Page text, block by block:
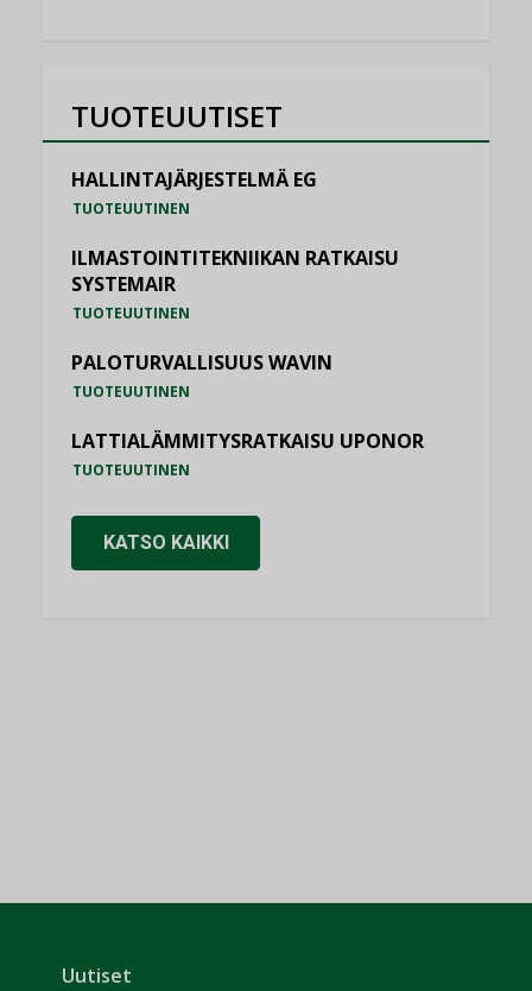
TUOTEUUTISET
HALLINTAJÄRJESTELMÄ EG
TUOTEUUTINEN
ILMASTOINTITEKNIIKAN RATKAISU
SYSTEMAIR
TUOTEUUTINEN
PALOTURVALLISUUS WAVIN
TUOTEUUTINEN
LATTIALÄMMITYSRATKAISU UPONOR
TUOTEUUTINEN
KATSO KAIKKI
Uutiset